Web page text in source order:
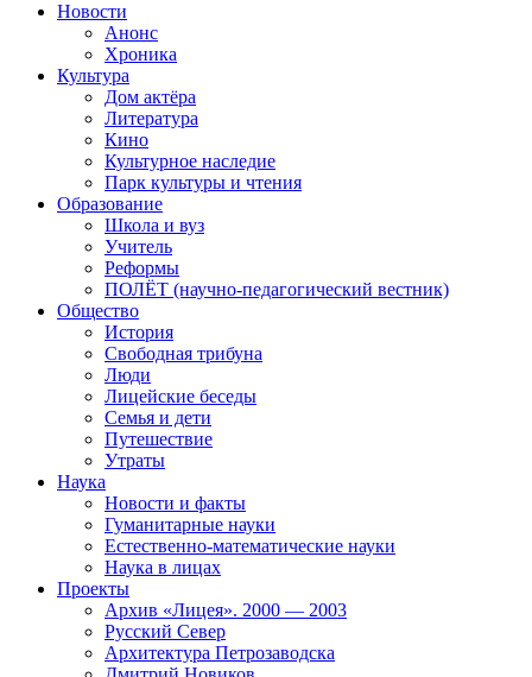
Новости
Анонс
Хроника
Культура
Дом актёра
Литература
Кино
Культурное наследие
Парк культуры и чтения
Образование
Школа и вуз
Учитель
Реформы
ПОЛЁТ (научно-педагогический вестник)
Общество
История
Свободная трибуна
Люди
Лицейские беседы
Семья и дети
Путешествие
Утраты
Наука
Новости и факты
Гуманитарные науки
Естественно-математические науки
Наука в лицах
Проекты
Архив «Лицея». 2000 — 2003
Русский Север
Архитектура Петрозаводска